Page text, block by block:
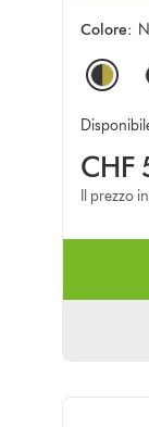
Colore:
CHF
Il prezzo